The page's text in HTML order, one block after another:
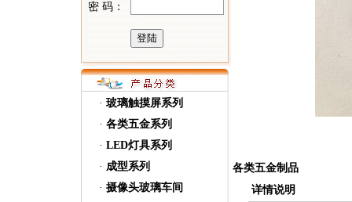
密 码：
· 玻璃触摸屏系列
· 各类五金系列
· LED灯具系列
· 成型系列
· 摄像头玻璃车间
各类五金制品
详情说明